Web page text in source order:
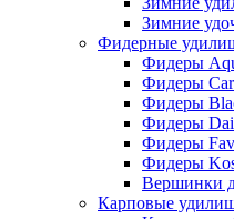
Зимние
Фидерные
Фидеры
Фидеры
Фидеры
Фидеры
Фидеры
Фидеры
Вершинки
Карповые